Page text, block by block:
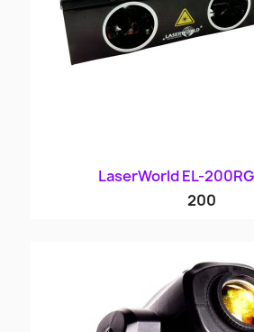
LaserWorld EL-
200